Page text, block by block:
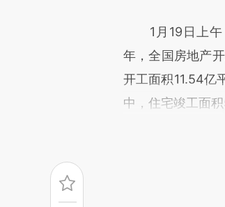
1月19日上午
年，全国房地产
开工面积11.54亿
中，住宅竣工面